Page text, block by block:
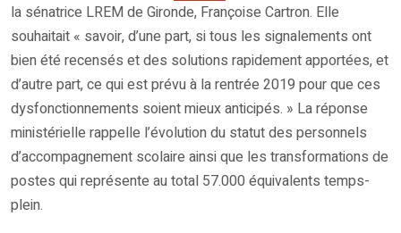
la sénatrice LREM de Gironde, Françoise Cartron. Elle
souhaitait « savoir, d’une part, si tous les signalements ont
bien été recensés et des solutions rapidement apportées, et
d’autre part, ce qui est prévu à la rentrée 2019 pour que ces
dysfonctionnements soient mieux anticipés. » La réponse
ministérielle rappelle l’évolution du statut des personnels
d’accompagnement scolaire ainsi que les transformations de
postes qui représente au total 57.000 équivalents temps-
plein.